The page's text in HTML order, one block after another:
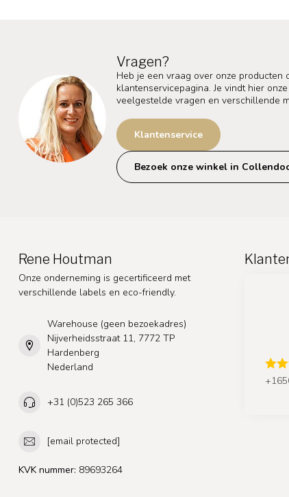
Vragen?
Heb je een vraag over onze producten
klantenservicepagina. Je vindt hier
veelgestelde vragen en verschillende
Klantenservice
Bezoek onze winkel in
Rene Houtman
Onze onderneming is gecertificeerd met
verschillende labels en eco-friendly.
Warehouse (geen bezoekadres)
Nijverheidsstraat 11, 7772 TP
Hardenberg
Nederland
+31 (0)523 265 366
[email protected]
KVK nummer: 89693264